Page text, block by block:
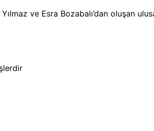
ve Esra Bozabalı’dan oluşan